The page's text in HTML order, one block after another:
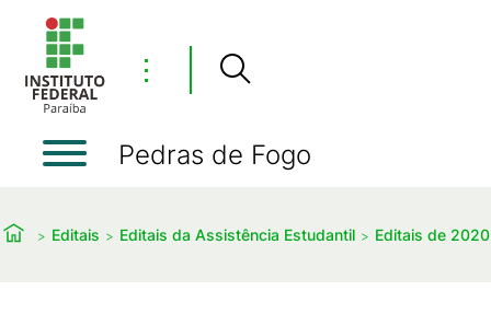
⋮
Pedras de Fogo
Editais Editais da Assistência Estudantil Editais de 2020